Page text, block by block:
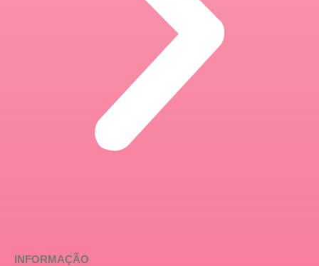
INFORMAÇÃO